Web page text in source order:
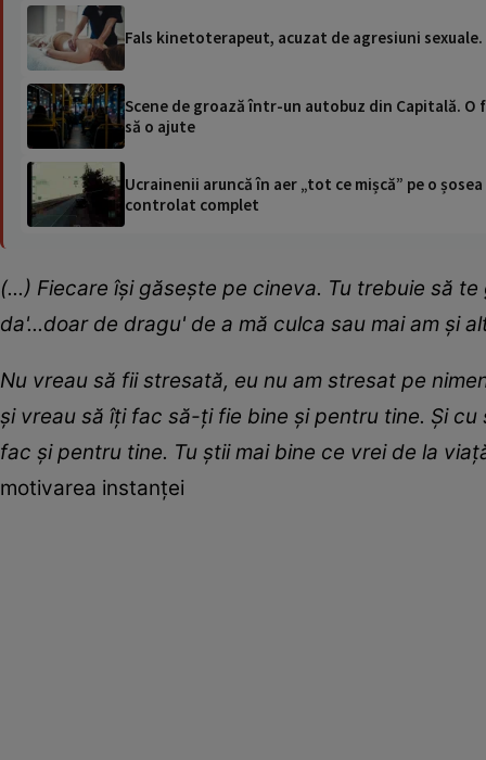
Fals kinetoterapeut, acuzat de agresiuni
Scene de groază într-un autobuz din Capitală.
să o ajute
Ucrainenii aruncă în aer „tot ce mișcă” pe o
controlat complet
(...) Fiecare îşi găseşte pe cineva. Tu trebuie să
da'...doar de dragu' de a mă culca sau mai am şi
Nu vreau să fii stresată, eu nu am stresat pe
şi vreau să îți fac să-ți fie bine şi pentru tine. Și
fac şi pentru tine. Tu ştii mai bine ce vrei de la
motivarea instanței